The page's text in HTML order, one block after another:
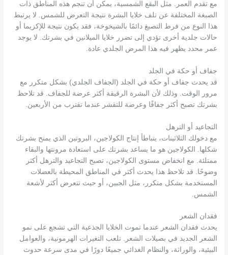
مع تقدم العمر. مثل البقع الشمسية، يمكن أن تنجم هذه المناطق ذات
الصبغة المختلفة عن تلف خلايا البشرة نتيجة التعرض للشمس. لا يرتبط
هذا النوع من فرط التصبغ دائمًا بالشيخوخة، فقد يكون نتيجة للإكزيما أو
حالات جلدية أخرى تؤدي إلى تضرر خلايا الميلانين في بشرتك. لا يوجد
عمر محدد يظهر فيه هذا المرض الجلدي عادة.
جفاف أو حكة في الجلد
قد يحدث جفاف أو حكة في الجلد (الجفاف الجلدي) بشكل متكرر مع
مرور الوقت. وذلك لأن البشرة الرقيقة أكثر عرضة للجفاف. قد تلاحظ
بشرتك تصبح أكثر جفافًا وعرضة للتقشر عندما تقترب من الأربعين.
التجاعيد أو الترهل
مع دخولك الثلاثينات، يتباطأ إنتاج الكولاجين، البروتين الذي يمنح بشرتك
شكلها. الكولاجين هو ما يساعد بشرتك على استعادة مرونتها والبقاء
ممتلئة. مع انخفاض مستوى الكولاجين، تصبح التجاعيد والترهل أكثر
وضوحًا. قد تلاحظ هذا يحدث أكثر في المناطق المحيطة بالعضلات
المستخدمة بشكل متكرر، مثل الجبين، أو حيث تتعرض أكثر لأشعة
الشمس.
فقدان الشعر
يحدث فقدان الشعر عندما تموت الخلايا الجذعية التي تشجع على نمو
الشعر الجديد في بصيلات الشعر. تلعب التغيرات الهرمونية، والعوامل
البيئية، والوراثة، والنظام الغذائي جميعًا دورًا في مدى سرعة حدوث